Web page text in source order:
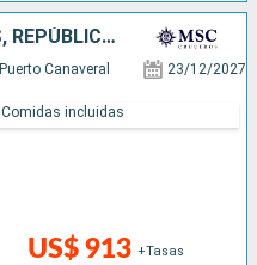
ESTADOS UNIDOS, BAHAMAS, REPÚBLICA DOMINICANA
Puerto Canaveral 23/12/2027
US$ 913 +Tasas
Comidas incluidas